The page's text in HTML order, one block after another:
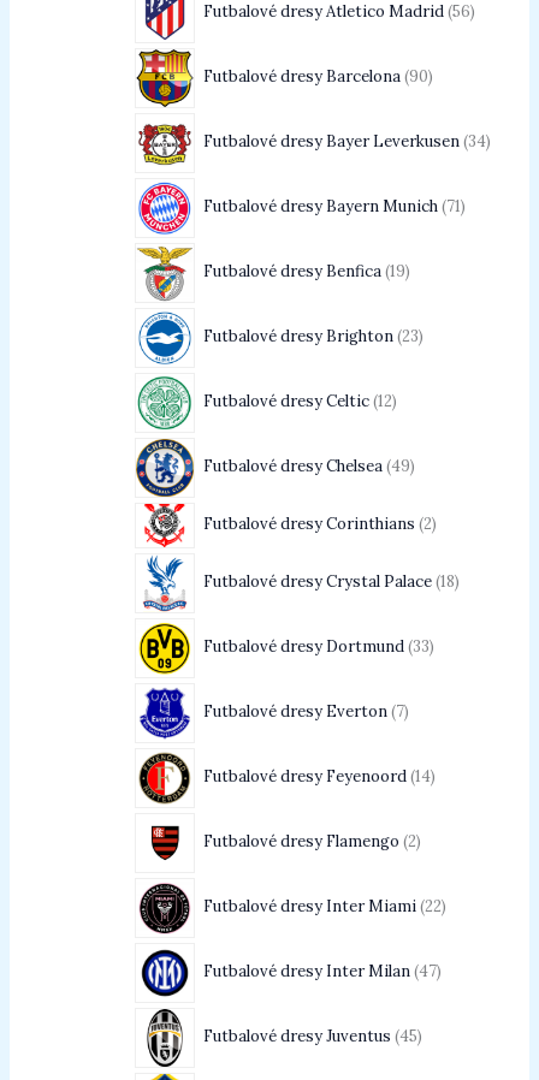
Futbalové dresy Atletico Madrid 56
Futbalové dresy Barcelona 90
Futbalové dresy Bayer Leverkusen 34
Futbalové dresy Bayern Munich 71
Futbalové dresy Benfica 19
Futbalové dresy Brighton 23
Futbalové dresy Celtic 12
Futbalové dresy Chelsea 49
Futbalové dresy Corinthians 2
Futbalové dresy Crystal Palace 18
Futbalové dresy Dortmund 33
Futbalové dresy Everton 7
Futbalové dresy Feyenoord 14
Futbalové dresy Flamengo 2
Futbalové dresy Inter Miami 22
Futbalové dresy Inter Milan 47
Futbalové dresy Juventus 45